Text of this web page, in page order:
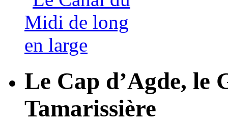
Le Cap d’Agde, le
Tamarissière